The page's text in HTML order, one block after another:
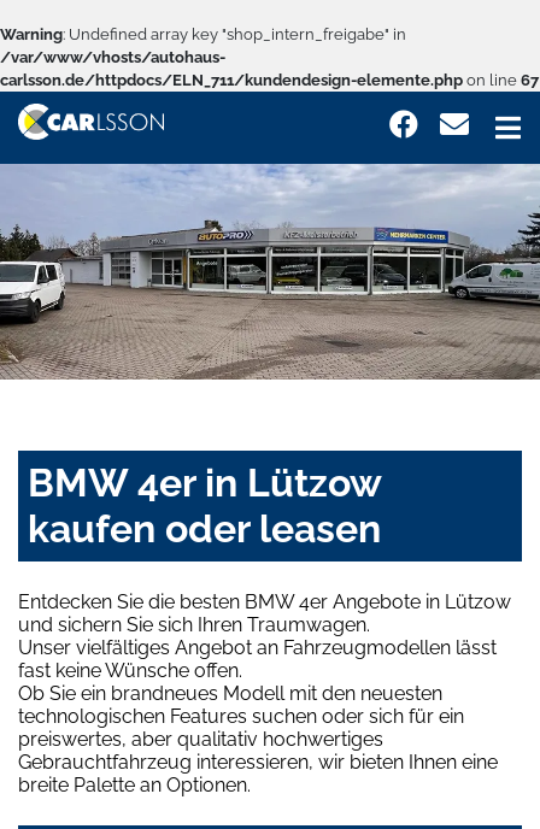
Warning: Undefined array key "shop_intern_freigabe" in
/var/www/vhosts/autohaus-
carlsson.de/httpdocs/ELN_711/kundendesign-elemente.php on line 67
BMW 4er in Lützow
kaufen oder leasen
Entdecken Sie die besten BMW 4er Angebote in Lützow
und sichern Sie sich Ihren Traumwagen.
Unser vielfältiges Angebot an Fahrzeugmodellen lässt
fast keine Wünsche offen.
Ob Sie ein brandneues Modell mit den neuesten
technologischen Features suchen oder sich für ein
preiswertes, aber qualitativ hochwertiges
Gebrauchtfahrzeug interessieren, wir bieten Ihnen eine
breite Palette an Optionen.